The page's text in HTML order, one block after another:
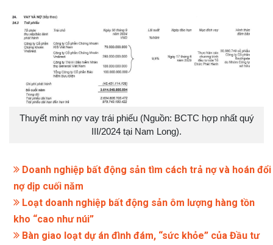
Thuyết minh nợ vay trái phiếu (Nguồn: BCTC hợp nhất quý
III/2024 tại Nam Long).
Doanh nghiệp bất động sản tìm cách trả nợ và hoán đổi
nợ dịp cuối năm
Loạt doanh nghiệp bất động sản ôm lượng hàng tồn
kho “cao như núi”
Bàn giao loạt dự án đình đám, “sức khỏe” của Đầu tư